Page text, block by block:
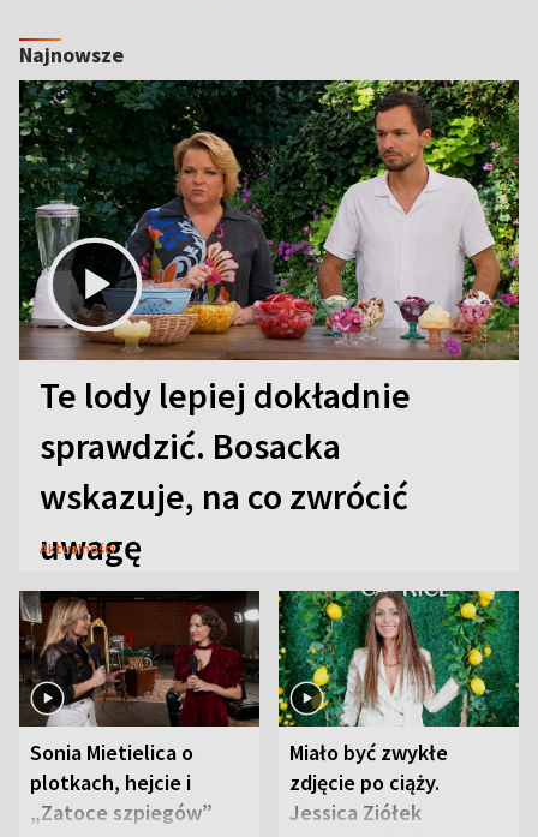
Najnowsze
Te lody lepiej dokładnie
sprawdzić. Bosacka
wskazuje, na co zwrócić
uwagę
Aktualności
Sonia Mietielica o
plotkach, hejcie i
„Zatoce szpiegów”
Miało być zwykłe
zdjęcie po ciąży.
Jessica Ziółek